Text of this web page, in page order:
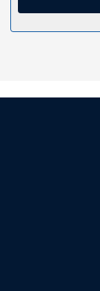
Attrattive della
Le opportunità
Potrai usufruire
deposito